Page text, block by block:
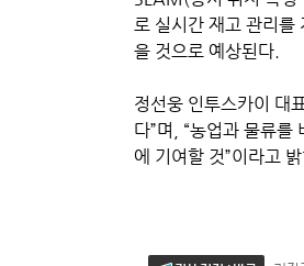
로 실시간 재고 관리를
을 것으로 예상된다.
정선웅 인투스카이 대
다”며, “농업과 물류
에 기여할 것”이라고 밝